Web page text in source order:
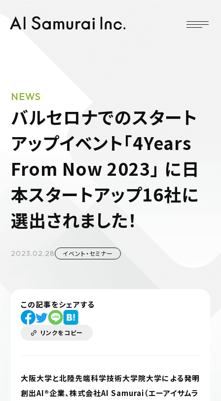
バルセロナでのスタート
アップイベント「4Years
From Now 2023」 に日
本スタートアップ16社に
選出されました！
NEWS
2023.02.28 イベント・セミナー
この記事をシェアする
リンクをコピー
大阪大学と北陸先端科学技術大学院大学による発明
創出AI®企業、株式会社AI Samurai（エーアイサムラ